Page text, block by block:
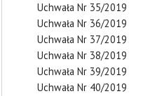
Uchwała Nr 35/2019
Uchwała Nr 36/2019
Uchwała Nr 37/2019
Uchwała Nr 38/2019
Uchwała Nr 39/2019
Uchwała Nr 40/2019